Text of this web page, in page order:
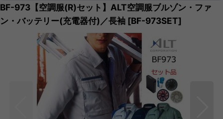
BF-973【空調服(R)セット】ALT空調服ブルゾン・ファ
ン・バッテリー(充電器付)／長袖 [BF-973SET]